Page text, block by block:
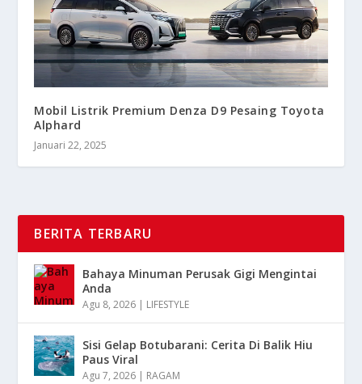
Mobil Listrik Premium Denza D9 Pesaing Toyota
Alphard
Januari 22, 2025
BERITA TERBARU
Bahaya Minuman Perusak Gigi Mengintai
Anda
Agu 8, 2026 LIFESTYLE
Sisi Gelap Botubarani: Cerita Di Balik Hiu
Paus Viral
Agu 7, 2026 RAGAM